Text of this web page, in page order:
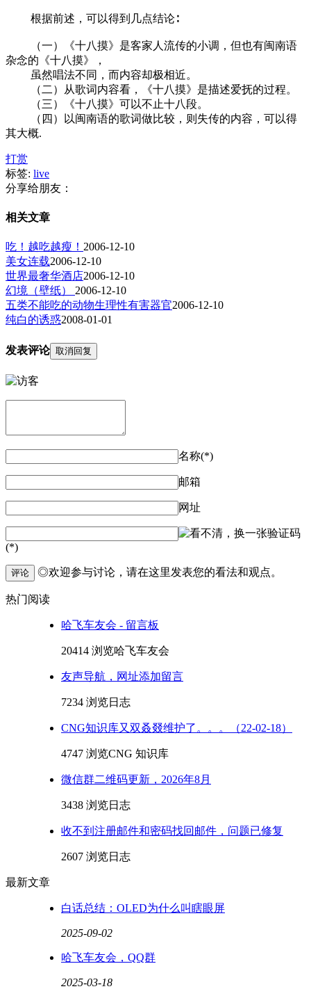
根据前述，可以得到几点结论∶
（一）《十八摸》是客家人流传的小调，但也有闽南语
杂念的《十八摸》，
虽然唱法不同，而内容却极相近。
（二）从歌词内容看，《十八摸》是描述爱抚的过程。
（三）《十八摸》可以不止十八段。
（四）以闽南语的歌词做比较，则失传的内容，可以得
其大概.
打赏
标签: live
分享给朋友：
相关文章
吃！越吃越瘦！ 2006-12-10
美女连载2006-12-10
世界最奢华酒店2006-12-10
幻境（壁纸） 2006-12-10
五类不能吃的动物生理性有害器官2006-12-10
纯白的诱惑2008-01-01
发表评论 取消回复
名称(*)
邮箱
网址
验证码
(*)
评论 ◎欢迎参与讨论，请在这里发表您的看法和观点。
热门阅读
哈飞车友会 - 留言板
20414 浏览哈飞车友会
友声导航，网址添加留言
7234 浏览日志
CNG知识库又双叒叕维护了。。。（22-02-18）
4747 浏览CNG 知识库
微信群二维码更新，2026年8月
3438 浏览日志
收不到注册邮件和密码找回邮件，问题已修复
2607 浏览日志
最新文章
白话总结：OLED为什么叫瞎眼屏
2025-09-02
哈飞车友会，QQ群
2025-03-18